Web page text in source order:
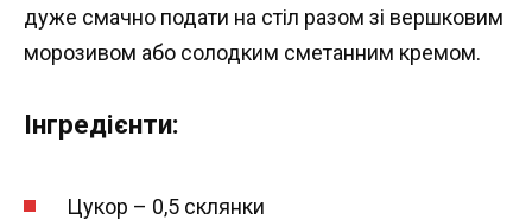
дуже смачно подати на стіл разом зі вершковим
морозивом або солодким сметанним кремом.
Інгредієнти:
Цукор – 0,5 склянки